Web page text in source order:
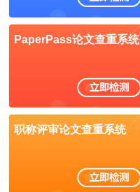
PaperPass论文查重系统
职称评审论文查重系统